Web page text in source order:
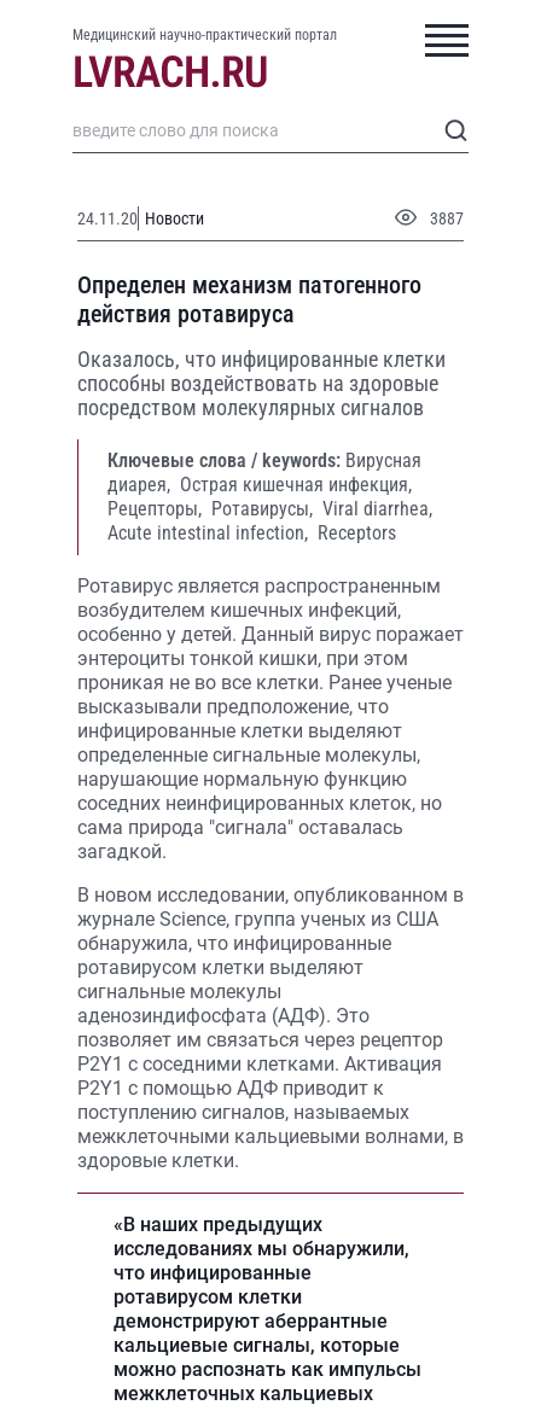
Медицинский научно-практический портал
24.11.20 Новости 3887
Определен механизм патогенного
действия ротавируса
Оказалось, что инфицированные клетки
способны воздействовать на здоровые
посредством молекулярных сигналов
Ключевые слова / keywords: Вирусная
диарея, Острая кишечная инфекция,
Рецепторы, Ротавирусы, Viral diarrhea,
Acute intestinal infection, Receptors
Ротавирус является распространенным
возбудителем кишечных инфекций,
особенно у детей. Данный вирус поражает
энтероциты тонкой кишки, при этом
проникая не во все клетки. Ранее ученые
высказывали предположение, что
инфицированные клетки выделяют
определенные сигнальные молекулы,
нарушающие нормальную функцию
соседних неинфицированных клеток, но
сама природа "сигнала" оставалась
загадкой.
В новом исследовании, опубликованном в
журнале Science, группа ученых из США
обнаружила, что инфицированные
ротавирусом клетки выделяют
сигнальные молекулы
аденозиндифосфата (АДФ). Это
позволяет им связаться через рецептор
P2Y1 с соседними клетками. Активация
P2Y1 с помощью АДФ приводит к
поступлению сигналов, называемых
межклеточными кальциевыми волнами, в
здоровые клетки.
«В наших предыдущих
исследованиях мы обнаружили,
что инфицированные
ротавирусом клетки
демонстрируют аберрантные
кальциевые сигналы, которые
можно распознать как импульсы
межклеточных кальциевых